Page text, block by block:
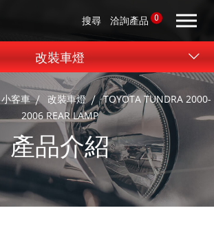
搜尋 洽詢產品 0
小客車 改裝車燈
TOYOTA TUNDRA 2000-
2006 REAR LAMP
產品介紹
改裝車燈